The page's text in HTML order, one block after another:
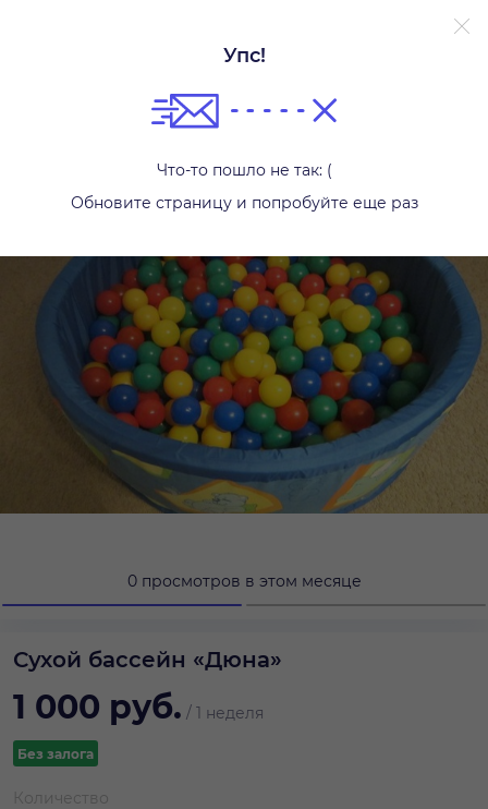
Упс!
Что-то пошло не так: (
Обновите страницу и попробуйте еще раз
0 просмотров в этом месяце
Сухой бассейн «Дюна»
1 000 руб. / 1 неделя
Без залога
Количество